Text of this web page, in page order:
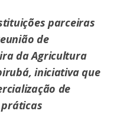
parceiras
de
da Agricultura
iniciativa que
de